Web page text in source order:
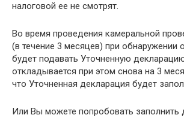
налоговой ее не смотрят.
Во время проведения камеральной
(в течение 3 месяцев) при обнаружении
будет подавать Уточненную
откладывается при этом снова на 3
что Уточненная декларация будет
Или Вы можете попробовать заполнить